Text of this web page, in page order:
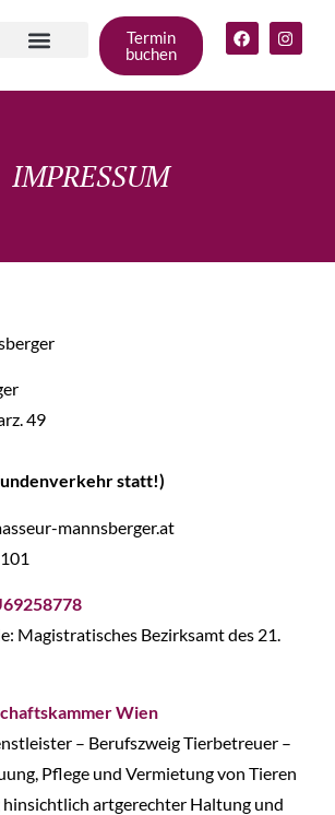
Termin
buchen
IMPRESSUM
49
statt!)
mannsberger.at
Magistratisches Bezirksamt des 21.
Wien
– Berufszweig Tierbetreuer –
Pflege und Vermietung von Tieren
artgerechter Haltung und